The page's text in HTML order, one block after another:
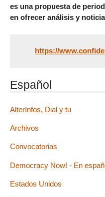
es una propuesta de
en ofrecer análisis y
https://
Español
AlterInfos, Dial y tu
Archivos
Convocatorias
Democracy Now! - En
Estados Unidos